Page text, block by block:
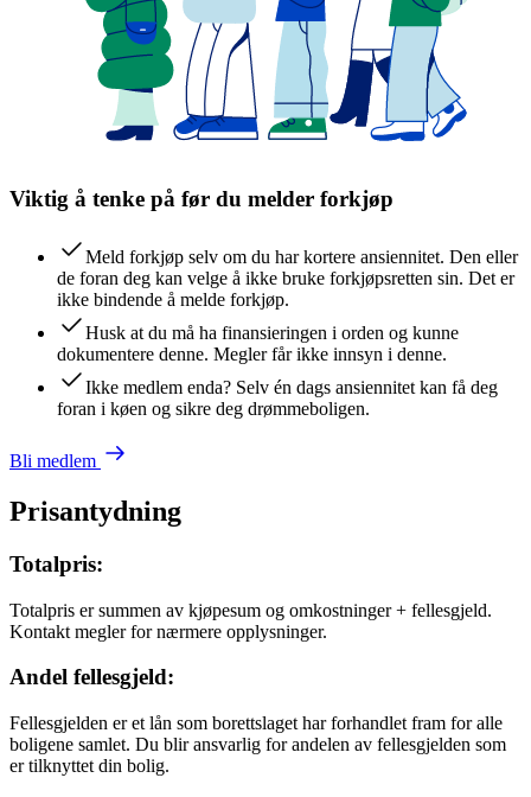
Viktig å tenke på før du melder forkjøp
Meld forkjøp selv om du har kortere ansiennitet. Den eller
de foran deg kan velge å ikke bruke forkjøpsretten sin. Det er
ikke bindende å melde forkjøp.
Husk at du må ha finansieringen i orden og kunne
dokumentere denne. Megler får ikke innsyn i denne.
Ikke medlem enda? Selv én dags ansiennitet kan få deg
foran i køen og sikre deg drømmeboligen.
Bli medlem
Prisantydning
Totalpris:
Totalpris er summen av kjøpesum og omkostninger + fellesgjeld.
Kontakt megler for nærmere opplysninger.
Andel fellesgjeld:
Fellesgjelden er et lån som borettslaget har forhandlet fram for alle
boligene samlet. Du blir ansvarlig for andelen av fellesgjelden som
er tilknyttet din bolig.